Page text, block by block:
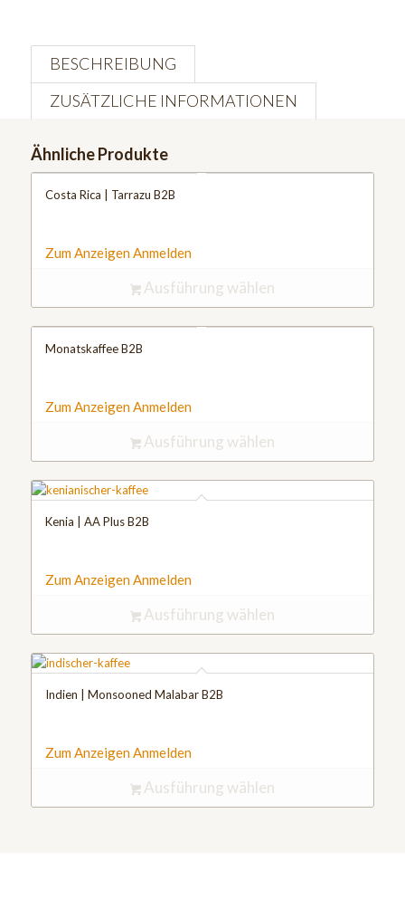
BESCHREIBUNG
ZUSÄTZLICHE INFORMATIONEN
Ähnliche Produkte
Costa Rica | Tarrazu B2B
Zum Anzeigen Anmelden
Ausführung wählen
Monatskaffee B2B
Zum Anzeigen Anmelden
Ausführung wählen
Kenia | AA Plus B2B
Zum Anzeigen Anmelden
Ausführung wählen
Indien | Monsooned Malabar B2B
Zum Anzeigen Anmelden
Ausführung wählen